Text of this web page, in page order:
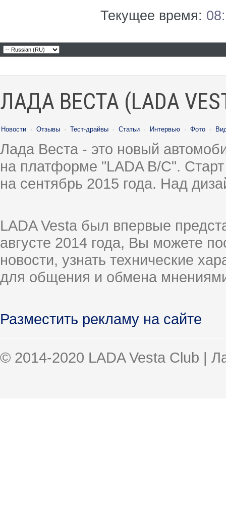
Текущее время:
ЛАДА ВЕСТА (LADA
Новости · Отзывы · Тест-драйвы · Статьи · Интервью · Фото ·
Лада Веста - это новый
на платформе "LADA B/C".
на сентябрь 2015 года. Над
LADA Vesta был впервые
августе 2014 года, Вы можете
новости, узнать технические
для общения и обмена
Разместить рекламу на сайте
© 2014-2020 LADA Vesta Club |